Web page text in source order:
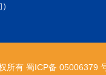
所有 蜀ICP备 05006379